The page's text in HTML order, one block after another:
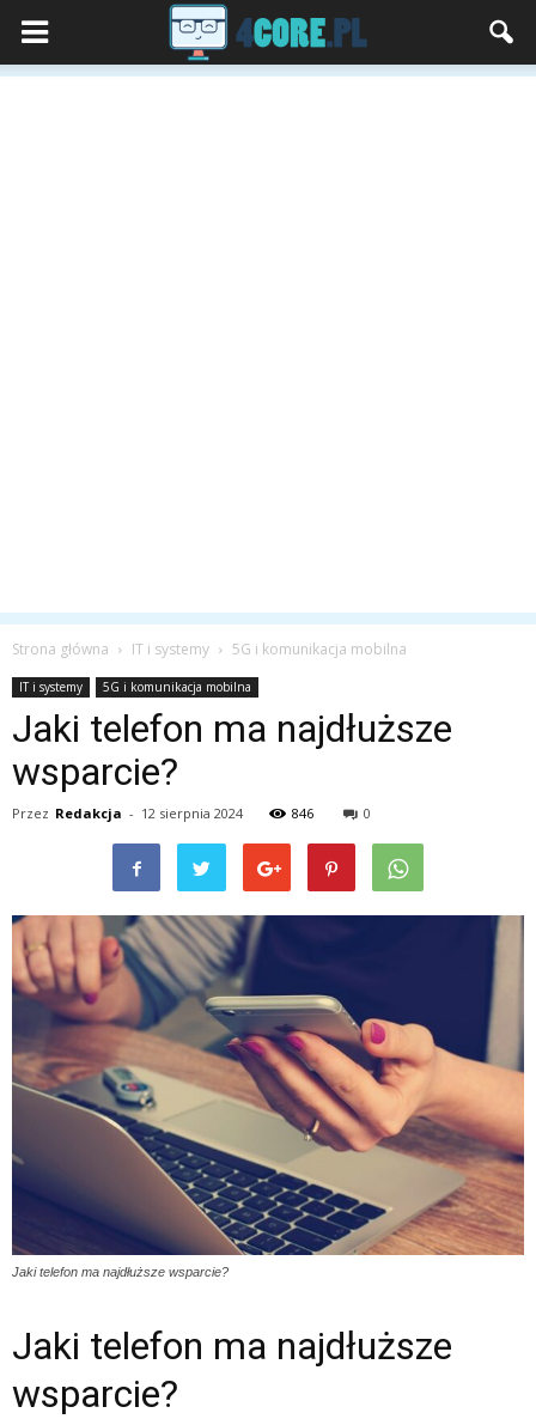
Strona główna IT i systemy 5G i komunikacja mobilna
IT i systemy 5G i komunikacja mobilna
Jaki telefon ma najdłuższe
wsparcie?
Przez Redakcja - 12 sierpnia 2024 846 0
Jaki telefon ma najdłuższe wsparcie?
Jaki telefon ma najdłuższe
wsparcie?